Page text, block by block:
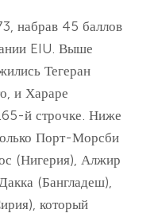
набрав 45 баллов
EIU. Выше
Тегеран
и Хараре
й строчке. Ниже
Порт-Морсби
(Нигерия), Алжир
(Бангладеш),
который